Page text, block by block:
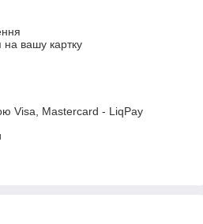
на вашу картку
Visa, Mastercard - LiqPay